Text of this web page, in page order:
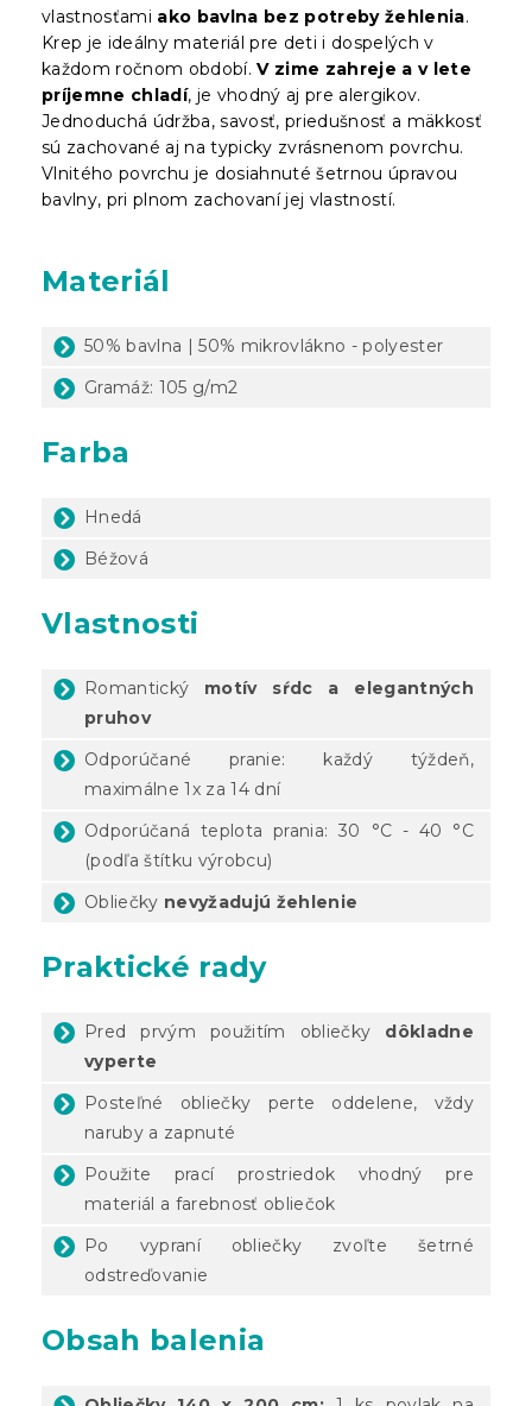
vlastnosťami ako bavlna bez potreby žehlenia.
Krep je ideálny materiál pre deti i dospelých v
každom ročnom období.V zime zahreje a v lete
príjemne chladí, je vhodný aj pre alergikov.
Jednoduchá údržba, savosť, priedušnosť a mäkkosť
sú zachované aj na typicky zvrásnenom povrchu.
Vlnitého povrchu je dosiahnuté šetrnou úpravou
bavlny, pri plnom zachovaní jej vlastností.
Materiál
50% bavlna | 50% mikrovlákno - polyester
Gramáž: 105 g/m2
Farba
Hnedá
Béžová
Vlastnosti
Romantický motív sŕdc a elegantných
pruhov
Odporúčané pranie: každý týždeň,
maximálne 1x za 14 dní
Odporúčaná teplota prania: 30 °C - 40 °C
(podľa štítku výrobcu)
Obliečky nevyžadujú žehlenie
Praktické rady
Pred prvým použitím obliečky dôkladne
vyperte
Posteľné obliečky perte oddelene, vždy
naruby a zapnuté
Použite prací prostriedok vhodný pre
materiál a farebnosť obliečok
Po vypraní obliečky zvoľte šetrné
odstreďovanie
Obsah balenia